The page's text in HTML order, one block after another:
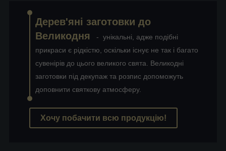
Дерев'яні заготовки до
Великодня
- унікальні, адже подібні
прикраси є рідкістю, оскільки існує не так і багато
сувенірів до цього великого свята. Великодні
заготовки під декупаж та розпис допоможуть
доповнити святкову атмосферу.
Хочу побачити всю продукцію!